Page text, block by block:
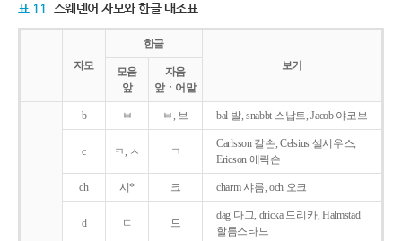
표 11 스웨덴어 자모와 한글 대조표
자모
한글
보기
모음
앞
자음
앞ㆍ어말
b ㅂ ㅂ, 브 bal 발, snabbt 스납트, Jacob 야코브
c ㅋ, ㅅ ㄱ
Carlsson 칼손, Celsius 셀시우스,
Ericson 에릭손
ch 시* 크 charm 샤름, och 오크
d ㄷ 드
dag 다그, dricka 드리카, Halmstad
할름스타드